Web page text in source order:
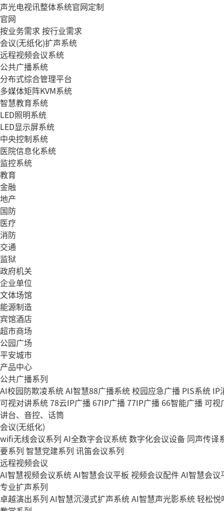
声光电视讯整体系统官网定制
官网
按业务需求按行业需求
会议(无纸化)扩声系统
远程视频会议系统
公共广播系统
分布式综合管理平台
多媒体矩阵KVM系统
智慧教育系统
LED照明系统
LED显示屏系统
中央控制系统
医院信息化系统
监控系统
教育
金融
地产
国防
医疗
消防
交通
监狱
政府机关
企业单位
文体场馆
能源制造
宾馆酒店
超市商场
公园广场
平安城市
产品中心
公共广播系列
AI校园防欺凌系统AI智慧88广播系统校园应急广播 PIS系统 IP
可视对讲系统78云IP广播 67IP广播77IP广播 66智能广播 可视
讲台、音控、话筒
会议(无纸化)
wifi无线会议系列 AI全数字会议系统数字化会议设备 同声传译
要系列 智慧党建系列 讯笛会议系列
远程视频会议
AI智慧视频会议系统AI智慧会议平板 视频会议配件AI智慧会
专业扩声系列
卓越演出系列 AI智慧沉浸式扩声系统AI智慧声光影系统轻松悦